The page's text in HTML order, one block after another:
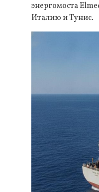
энергомоста
Италию и Тунис.